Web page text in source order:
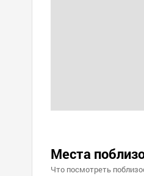
Места
Что посмотреть